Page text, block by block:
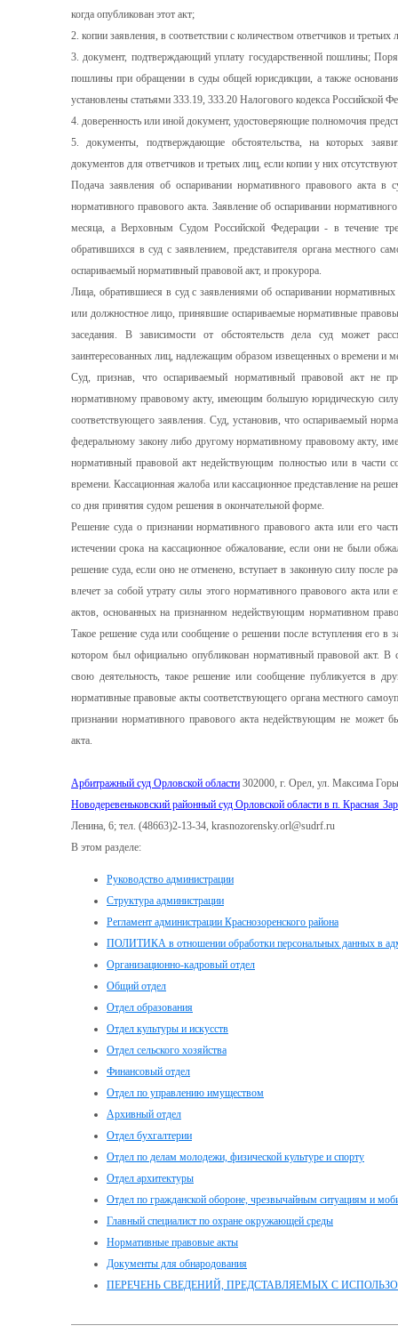
когда опубликован этот акт;
2. копии заявления, в соответствии с количеством ответчиков и третьих
3. документ, подтверждающий уплату государственной пошлины;
пошлины при обращении в суды общей юрисдикции, а также
установлены статьями 333.19, 333.20 Налогового кодекса Российской
4. доверенность или иной документ, удостоверяющие полномочия
5. документы, подтверждающие обстоятельства, на которых
документов для ответчиков и третьих лиц, если копии у них
Подача заявления об оспаривании нормативного правового акта в
нормативного правового акта. Заявление об оспаривании
месяца, а Верховным Судом Российской Федерации - в течение
обратившихся в суд с заявлением, представителя органа местного
оспариваемый нормативный правовой акт, и прокурора.
Лица, обратившиеся в суд с заявлениями об оспаривании
или должностное лицо, принявшие оспариваемые нормативные
заседания. В зависимости от обстоятельств дела суд может
заинтересованных лиц, надлежащим образом извещенных о времени и
Суд, признав, что оспариваемый нормативный правовой акт не
нормативному правовому акту, имеющим большую юридическую силу,
соответствующего заявления. Суд, установив, что оспариваемый
федеральному закону либо другому нормативному правовому акту,
нормативный правовой акт недействующим полностью или в части
времени. Кассационная жалоба или кассационное представление на
со дня принятия судом решения в окончательной форме.
Решение суда о признании нормативного правового акта или его
истечении срока на кассационное обжалование, если они не были
решение суда, если оно не отменено, вступает в законную силу после
влечет за собой утрату силы этого нормативного правового акта
актов, основанных на признанном недействующим нормативном
Такое решение суда или сообщение о решении после вступления его в
котором был официально опубликован нормативный правовой акт. В
свою деятельность, такое решение или сообщение публикуется в
нормативные правовые акты соответствующего органа местного
признании нормативного правового акта недействующим не может
акта.
Арбитражный суд Орловской области 302000, г. Орел, ул. Максима
Новодеревеньковский районный суд Орловской области в п. Красная
Ленина, 6; тел. (48663)2-13-34, krasnozorensky.orl@sudrf.ru
В этом разделе:
Руководство администрации
Структура администрации
Регламент администрации Краснозоренского района
ПОЛИТИКА в отношении обработки персональных данных в
Организационно-кадровый отдел
Общий отдел
Отдел образования
Отдел культуры и искусств
Отдел сельского хозяйства
Финансовый отдел
Отдел по управлению имуществом
Архивный отдел
Отдел бухгалтерии
Отдел по делам молодежи, физической культуре и спорту
Отдел архитектуры
Отдел по гражданской обороне, чрезвычайным ситуациям и
Главный специалист по охране окружающей среды
Нормативные правовые акты
Документы для обнародования
ПЕРЕЧЕНЬ СВЕДЕНИЙ, ПРЕДСТАВЛЯЕМЫХ С